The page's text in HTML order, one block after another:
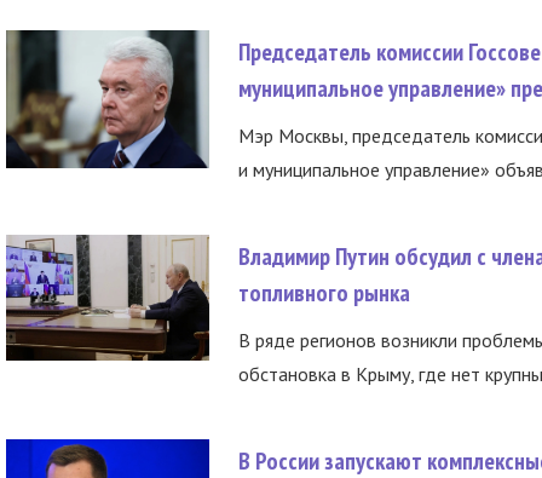
Председатель комиссии
муниципальное управление»
Мэр Москвы, председатель
и муниципальное управление»
Владимир Путин обсудил с
топливного рынка
В ряде регионов возникли
обстановка в Крыму, где нет
В России запускают